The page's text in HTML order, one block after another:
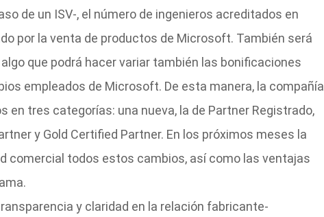
de un ISV-, el número de ingenieros acreditados en
por la venta de productos de Microsoft. También será
que podrá hacer variar también las bonificaciones
empleados de Microsoft. De esta manera, la compañía
en tres categorías: una nueva, la de Partner Registrado,
y Gold Certified Partner. En los próximos meses la
comercial todos estos cambios, así como las ventajas
y claridad en la relación fabricante-